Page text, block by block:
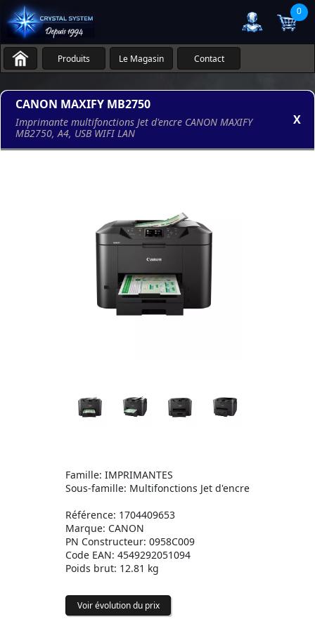
0
Produits Le Magasin Contact
CANON MAXIFY MB2750
Imprimante multifonctions Jet d'encre CANON MAXIFY
MB2750, A4, USB WIFI LAN
X
Famille: IMPRIMANTES
Sous-famille: Multifonctions Jet d'encre
Référence: 1704409653
Marque: CANON
PN Constructeur: 0958C009
Code EAN: 4549292051094
Poids brut: 12.81 kg
Voir évolution du prix